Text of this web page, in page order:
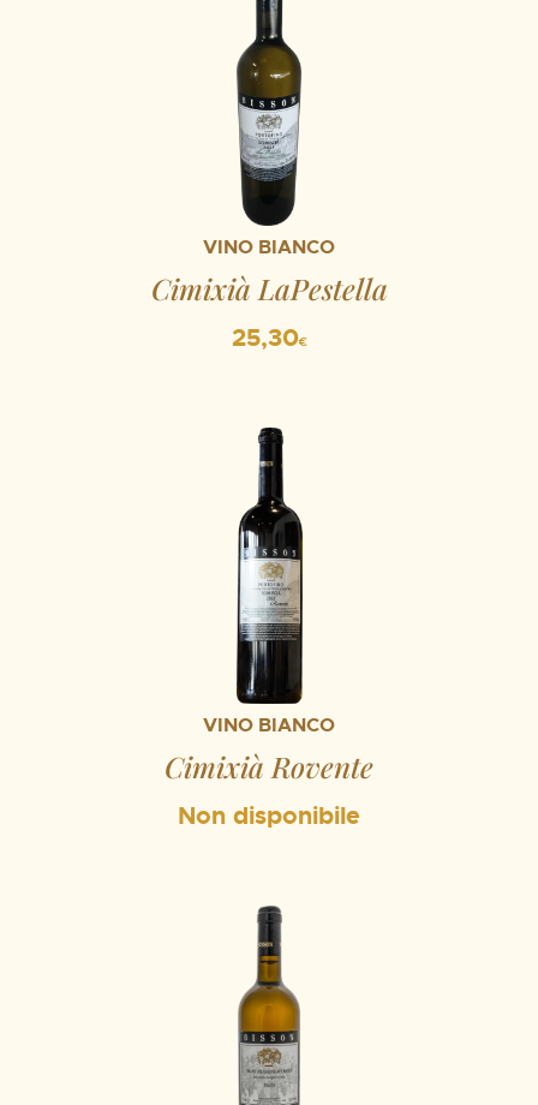
VINO BIANCO
Cimixià LaPestella
25,30€
VINO BIANCO
Cimixià Rovente